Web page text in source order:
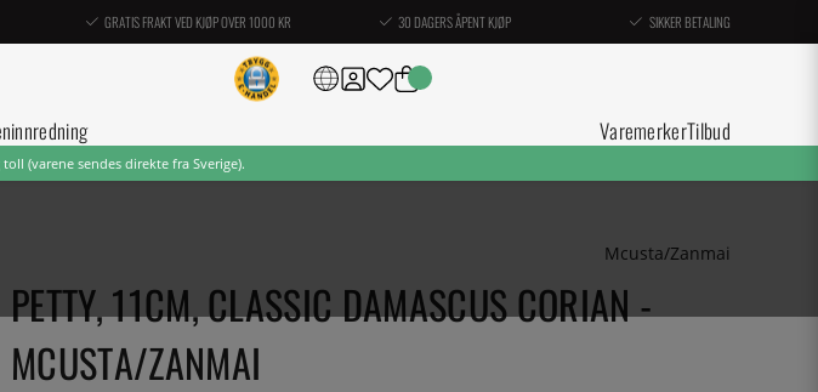
GRATIS FRAKT VED KJØP OVER 1000 KR 30 DAGERS ÅPENT KJØP SIKKER BETALING
VaremerkerTilbud
(varene sendes direkte fra Sverige).
Mcusta/Zanmai
PETTY, 11CM, CLASSIC DAMASCUS CORIAN -
MCUSTA/ZANMAI